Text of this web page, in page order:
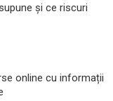
și ce riscuri
online cu informații